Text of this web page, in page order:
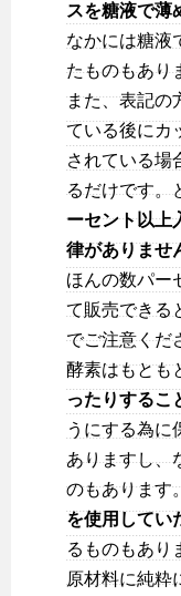
スを糖液で薄
なかには糖液
たものもあり
また、表記の
ている後にカ
されている場
るだけです。
ーセント以上
律がありませ
ほんの数パー
て販売できる
でご注意くだ
酵素はもとも
ったりするこ
うにする為に
ありますし、
のもあります
を使用してい
るものもあり
原材料に純粋